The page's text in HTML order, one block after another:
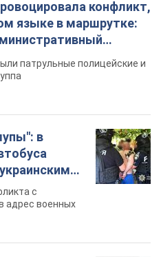
конфликт,
языке в маршрутке:
патрульные полицейские и
в
это.
с
адрес военных